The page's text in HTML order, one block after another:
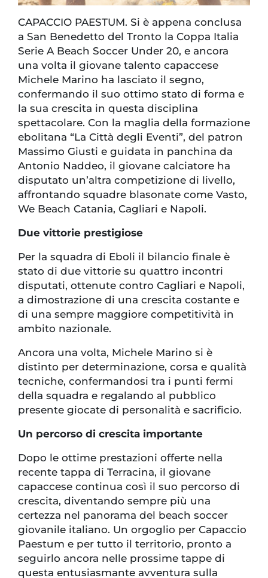
CAPACCIO PAESTUM. Si è appena conclusa
a San Benedetto del Tronto la Coppa Italia
Serie A Beach Soccer Under 20, e ancora
una volta il giovane talento capaccese
Michele Marino ha lasciato il segno,
confermando il suo ottimo stato di forma e
la sua crescita in questa disciplina
spettacolare. Con la maglia della formazione
ebolitana “La Città degli Eventi”, del patron
Massimo Giusti e guidata in panchina da
Antonio Naddeo, il giovane calciatore ha
disputato un’altra competizione di livello,
affrontando squadre blasonate come Vasto,
We Beach Catania, Cagliari e Napoli.
Due vittorie prestigiose
Per la squadra di Eboli il bilancio finale è
stato di due vittorie su quattro incontri
disputati, ottenute contro Cagliari e Napoli,
a dimostrazione di una crescita costante e
di una sempre maggiore competitività in
ambito nazionale.
Ancora una volta, Michele Marino si è
distinto per determinazione, corsa e qualità
tecniche, confermandosi tra i punti fermi
della squadra e regalando al pubblico
presente giocate di personalità e sacrificio.
Un percorso di crescita importante
Dopo le ottime prestazioni offerte nella
recente tappa di Terracina, il giovane
capaccese continua così il suo percorso di
crescita, diventando sempre più una
certezza nel panorama del beach soccer
giovanile italiano. Un orgoglio per Capaccio
Paestum e per tutto il territorio, pronto a
seguirlo ancora nelle prossime tappe di
questa entusiasmante avventura sulla